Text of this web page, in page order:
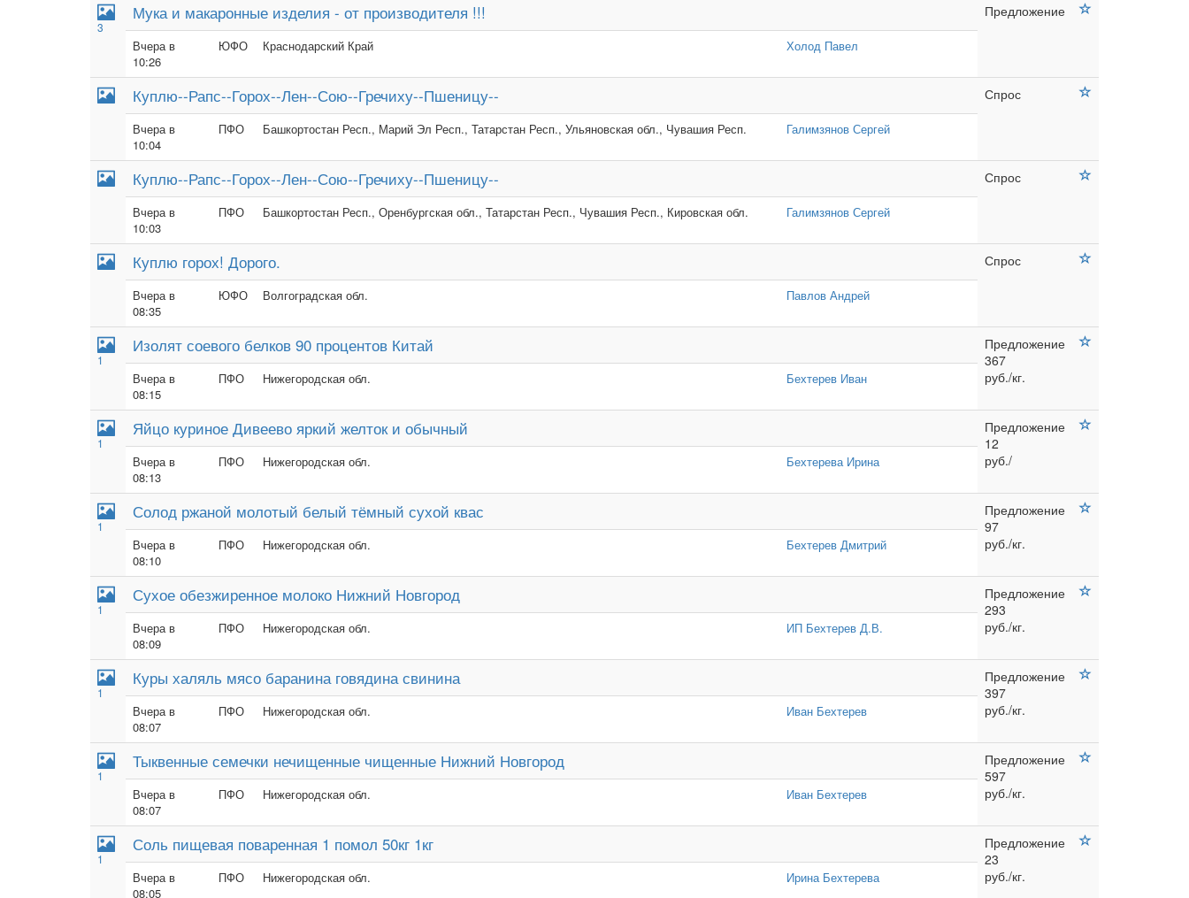
3
Мука и макаронные изделия - от производителя !!! Предложение
Вчера в
10:26
ЮФО Краснодарский Край Холод Павел
Куплю--Рапс--Горох--Лен--Сою--Гречиху--Пшеницу-- Спрос
Вчера в
10:04
ПФО Башкортостан Респ., Марий Эл Респ., Татарстан Респ., Ульяновская обл., Чувашия Респ. Галимзянов Сергей
Куплю--Рапс--Горох--Лен--Сою--Гречиху--Пшеницу-- Спрос
Вчера в
10:03
ПФО Башкортостан Респ., Оренбургская обл., Татарстан Респ., Чувашия Респ., Кировская обл. Галимзянов Сергей
Куплю горох! Дорого. Спрос
Вчера в
08:35
ЮФО Волгоградская обл. Павлов Андрей
1
Изолят соевого белков 90 процентов Китай
Предложение
367
руб./кг.
Вчера в
08:15
ПФО Нижегородская обл. Бехтерев Иван
1
Яйцо куриное Дивеево яркий желток и обычный
Предложение
12
руб./
Вчера в
08:13
ПФО Нижегородская обл. Бехтерева Ирина
1
Солод ржаной молотый белый тёмный сухой квас
Предложение
97
руб./кг.
Вчера в
08:10
ПФО Нижегородская обл. Бехтерев Дмитрий
1
Сухое обезжиренное молоко Нижний Новгород
Предложение
293
руб./кг.
Вчера в
08:09
ПФО Нижегородская обл. ИП Бехтерев Д.В.
1
Куры халяль мясо баранина говядина свинина
Предложение
397
руб./кг.
Вчера в
08:07
ПФО Нижегородская обл. Иван Бехтерев
1
Тыквенные семечки нечищенные чищенные Нижний Новгород
Предложение
597
руб./кг.
Вчера в
08:07
ПФО Нижегородская обл. Иван Бехтерев
1
Соль пищевая поваренная 1 помол 50кг 1кг
Предложение
23
руб./кг.
Вчера в
08:05
ПФО Нижегородская обл. Ирина Бехтерева